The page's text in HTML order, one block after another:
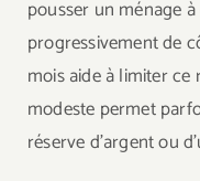
pousser un ménage
progressivement de
mois aide à limiter ce
modeste permet
réserve d’argent ou